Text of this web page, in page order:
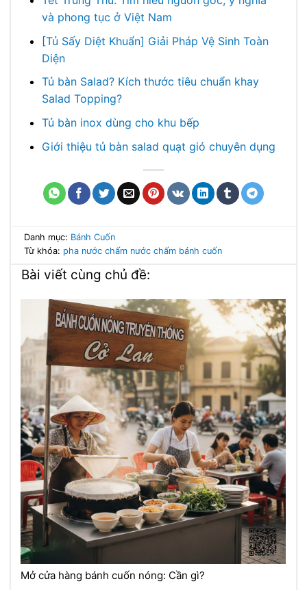
và phong tục ở Việt Nam
[Tủ Sấy Diệt Khuẩn] Giải Pháp Vệ Sinh Toàn
Diện
Tủ bàn Salad? Kích thước tiêu chuẩn khay
Salad Topping?
Tủ bàn inox dùng cho khu bếp
Giới thiệu tủ bàn salad quạt gió chuyên dụng
Danh mục: Bánh Cuốn
Từ khóa: pha nước chấm nước chấm bánh cuốn
Bài viết cùng chủ đề:
Mở cửa hàng bánh cuốn nóng: Cần gì?